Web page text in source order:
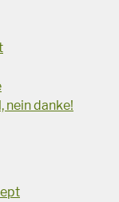
nein danke!